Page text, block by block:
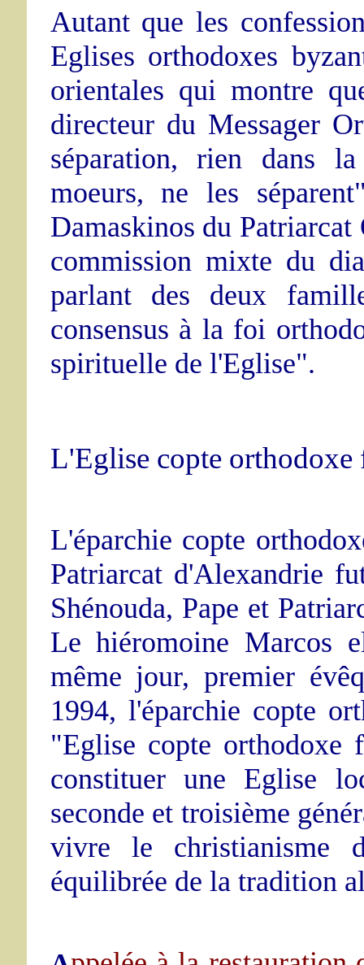
Autant que les
Eglises orthodoxes
orientales qui montre
directeur du Messager
séparation, rien dans
moeurs, ne les
Damaskinos du
commission mixte du
parlant des deux
consensus à la foi
spirituelle de l'Eglise".
L'Eglise copte orthodoxe
L'éparchie copte
Patriarcat d'Alexandrie
Shénouda, Pape et
Le hiéromoine Marcos
même jour, premier
1994, l'éparchie copte
"Eglise copte orthodoxe
constituer une Eglise
seconde et troisième
vivre le christianisme
équilibrée de la tradition